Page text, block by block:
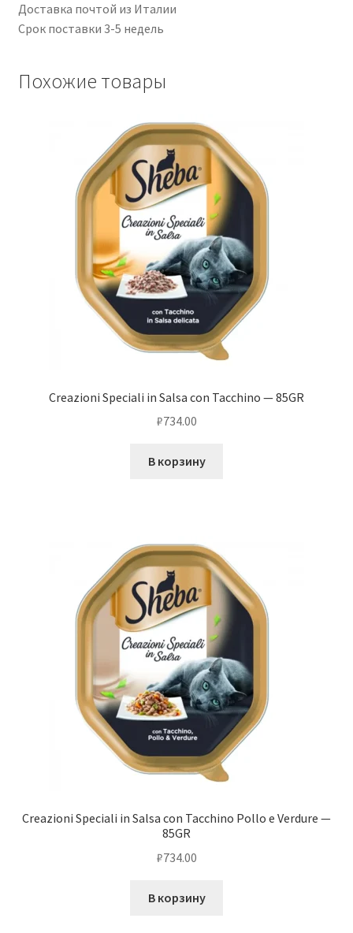
Доставка почтой из Италии
Срок поставки 3-5 недель
Похожие товары
Creazioni Speciali in Salsa con Tacchino — 85GR
₽734.00
В корзину
Creazioni Speciali in Salsa con Tacchino Pollo e Verdure —
85GR
₽734.00
В корзину